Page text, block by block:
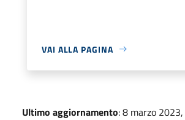
VAI ALLA PAGINA
Ultimo aggiornamento: 8 marzo